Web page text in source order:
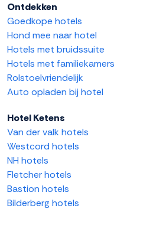
Ontdekken
Goedkope hotels
Hond mee naar hotel
Hotels met bruidssuite
Hotels met familiekamers
Rolstoelvriendelijk
Auto opladen bij hotel
Hotel Ketens
Van der valk hotels
Westcord hotels
NH hotels
Fletcher hotels
Bastion hotels
Bilderberg hotels